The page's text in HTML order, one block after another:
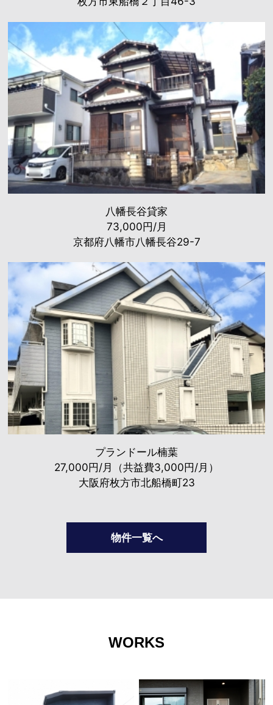
八幡長谷貸家
73,000円/月
京都府八幡市八幡長谷29-7
プランドール楠葉
27,000円/月（共益費3,000円/月）
大阪府枚方市北船橋町23
物件一覧へ
WORKS